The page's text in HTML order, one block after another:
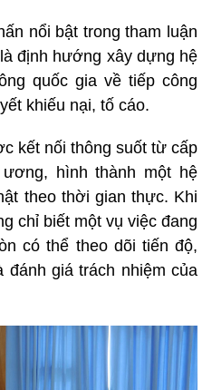
nổi bật trong tham luận
định hướng xây dựng hệ
quốc gia về tiếp công
khiếu nại, tố cáo.
kết nối thông suốt từ cấp
hình thành một hệ
theo thời gian thực. Khi
chỉ biết một vụ việc đang
có thể theo dõi tiến độ,
đánh giá trách nhiệm của